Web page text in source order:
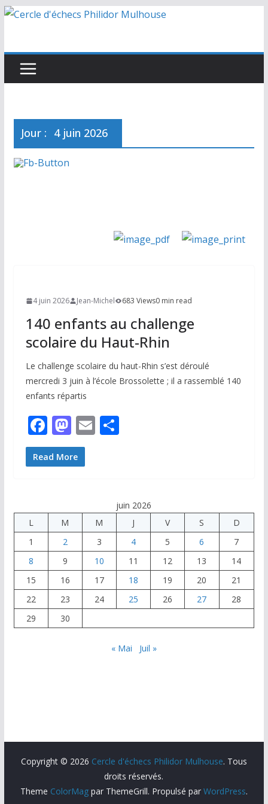
Passer
Jour : 4 juin 2026
4 juin 2026 Jean-Michel 683 Views0 min read
140 enfants au challenge
scolaire du Haut-Rhin
Le challenge scolaire du haut-Rhin s’est déroulé
mercredi 3 juin à l’école Brossolette ; il a rassemblé 140
enfants répartis
F
ac
e
o
k
M
as
to
n
E P
er
Read More
juin 2026
L
M M J V S
D
1
2 3 4 5 6
7
8
9 10 11 12 13
14
15
16 17 18 19 20
21
22
23 24 25 26 27
28
29
30
« Mai Juil »
Copyright © 2026 Cercle d'échecs Philidor Mulhouse. Tous
droits réservés.
Theme ColorMagpar ThemeGrill. Propulsé par WordPress.